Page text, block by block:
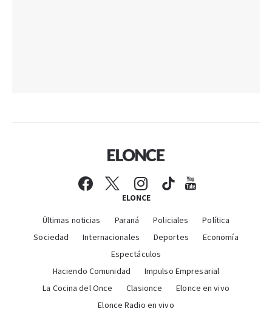
ELONCE
Últimas noticias Paraná Policiales
Política
Sociedad
Internacionales Deportes
Economía
Espectáculos
Haciendo Comunidad
Impulso Empresarial
La Cocina del Once
Clasionce
Elonce en vivo
Elonce Radio en vivo